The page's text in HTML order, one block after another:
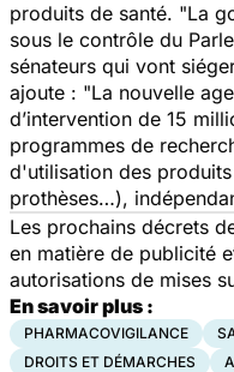
produits de santé. "La
sous le contrôle du
sénateurs qui vont
ajoute : "La nouvelle
d’intervention de 15
programmes de
d'utilisation des
prothèses…),
Les prochains décrets
en matière de publicité
autorisations de mises
En savoir plus :
PHARMACOVIGILANCE
DROITS ET DÉMARCHES